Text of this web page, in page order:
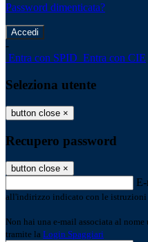
Password dimenticata?
-
Entra con SPID Entra con CIE
Seleziona utente
button close ×
Recupero password
button close ×
all'indirizzo indicato con le istruzioni
Non hai una e-mail associata al
tramite la Login Spaggiari